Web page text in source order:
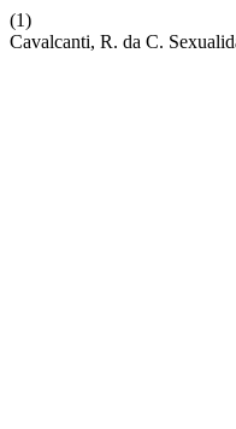
(1)
Cavalcanti, R. da C.